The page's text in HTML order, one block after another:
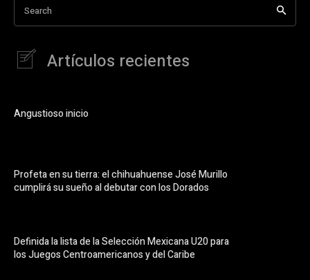
Search
Artículos recientes
Angustioso inicio
Profeta en su tierra: el chihuahuense José Murillo
cumplirá su sueño al debutar con los Dorados
Definida la lista de la Selección Mexicana U20 para
los Juegos Centroamericanos y del Caribe